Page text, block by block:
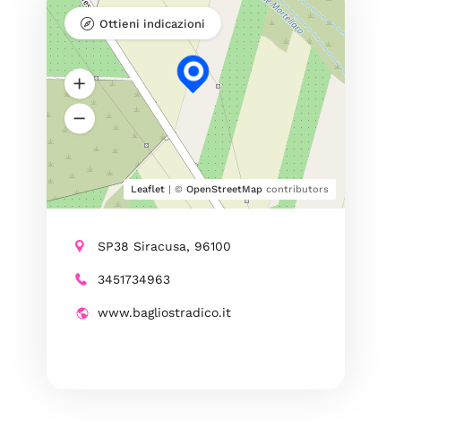
Leaflet| © OpenStreetMapcontributors
Ottieni indicazioni
SP38 Siracusa, 96100
3451734963
www.bagliostradico.it